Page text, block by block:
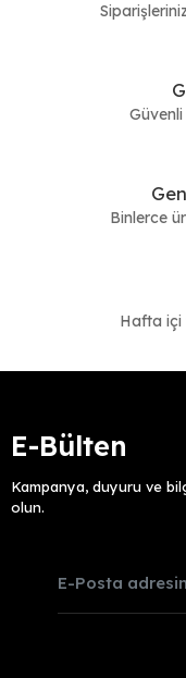
Binlerce
Hafta içi
E-Bülten
Kampanya, duyuru ve
olun.